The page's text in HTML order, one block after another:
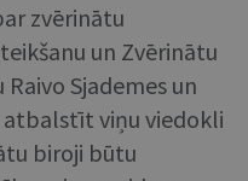
zvērinātu
un Zvērinātu
Sjademes un
atbalstīt viņu viedokli
biroji būtu